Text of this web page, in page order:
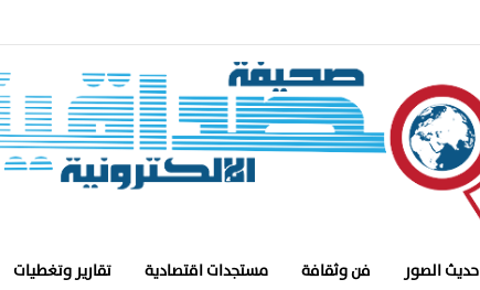
حديث الصور فن وثقافة مستجدات اقتصادية تقارير وتغطيات